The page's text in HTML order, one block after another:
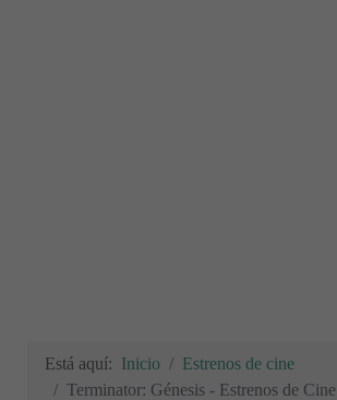
Está aquí: Inicio
Estrenos de cine
Terminator: Génesis - Estrenos de Cine